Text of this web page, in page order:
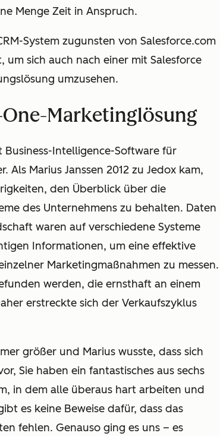
Menge Zeit in Anspruch.
System zugunsten von Salesforce.com
sich auch nach einer mit Salesforce
umzusehen.
Marketinglösung
Intelligence-Software für
Als Marius Janssen 2012 zu Jedox kam,
den Überblick über die
des Unternehmens zu behalten. Daten
waren auf verschiedene Systeme
Informationen, um eine effektive
Marketingmaßnahmen zu messen.
werden, die ernsthaft an einem
erstreckte sich der Verkaufszyklus
größer und Marius wusste, dass sich
Sie haben ein fantastisches aus sechs
in dem alle überaus hart arbeiten und
es keine Beweise dafür, dass das
fehlen. Genauso ging es uns – es